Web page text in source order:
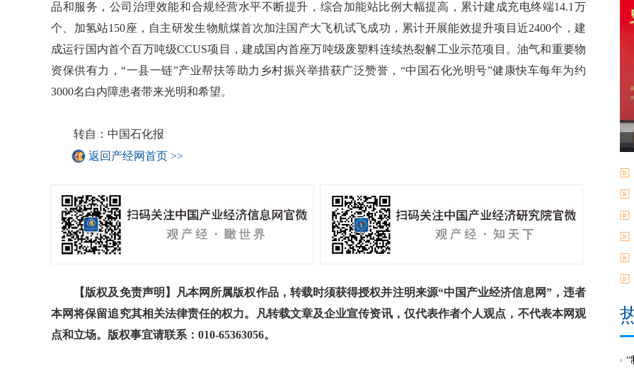
品和服务，公司治理效能和合规经营水平不断提升，综合加能站比例大幅提高，累计建成充电终端14.1万
个、加氢站150座，自主研发生物航煤首次加注国产大飞机试飞成功，累计开展能效提升项目近2400个，建
成运行国内首个百万吨级CCUS项目，建成国内首座万吨级废塑料连续热裂解工业示范项目。油气和重要物
资保供有力，“一县一链”产业帮扶等助力乡村振兴举措获广泛赞誉，“中国石化光明号”健康快车每年为约
3000名白内障患者带来光明和希望。
转自：中国石化报
返回产经网首页 >>
【版权及免责声明】凡本网所属版权作品，转载时须获得授权并注明来源“中国产业经济信息网”，违者
本网将保留追究其相关法律责任的权力。凡转载文章及企业宣传资讯，仅代表作者个人观点，不代表本网观
点和立场。版权事宜请联系：010-65363056。